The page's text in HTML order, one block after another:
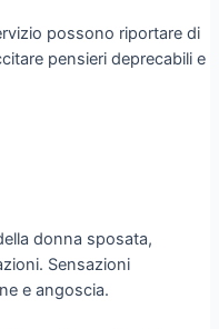
possono riportare di
pensieri deprecabili e
donna sposata,
Sensazioni
e angoscia.